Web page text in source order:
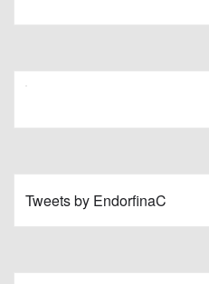
Tweets by EndorfinaC